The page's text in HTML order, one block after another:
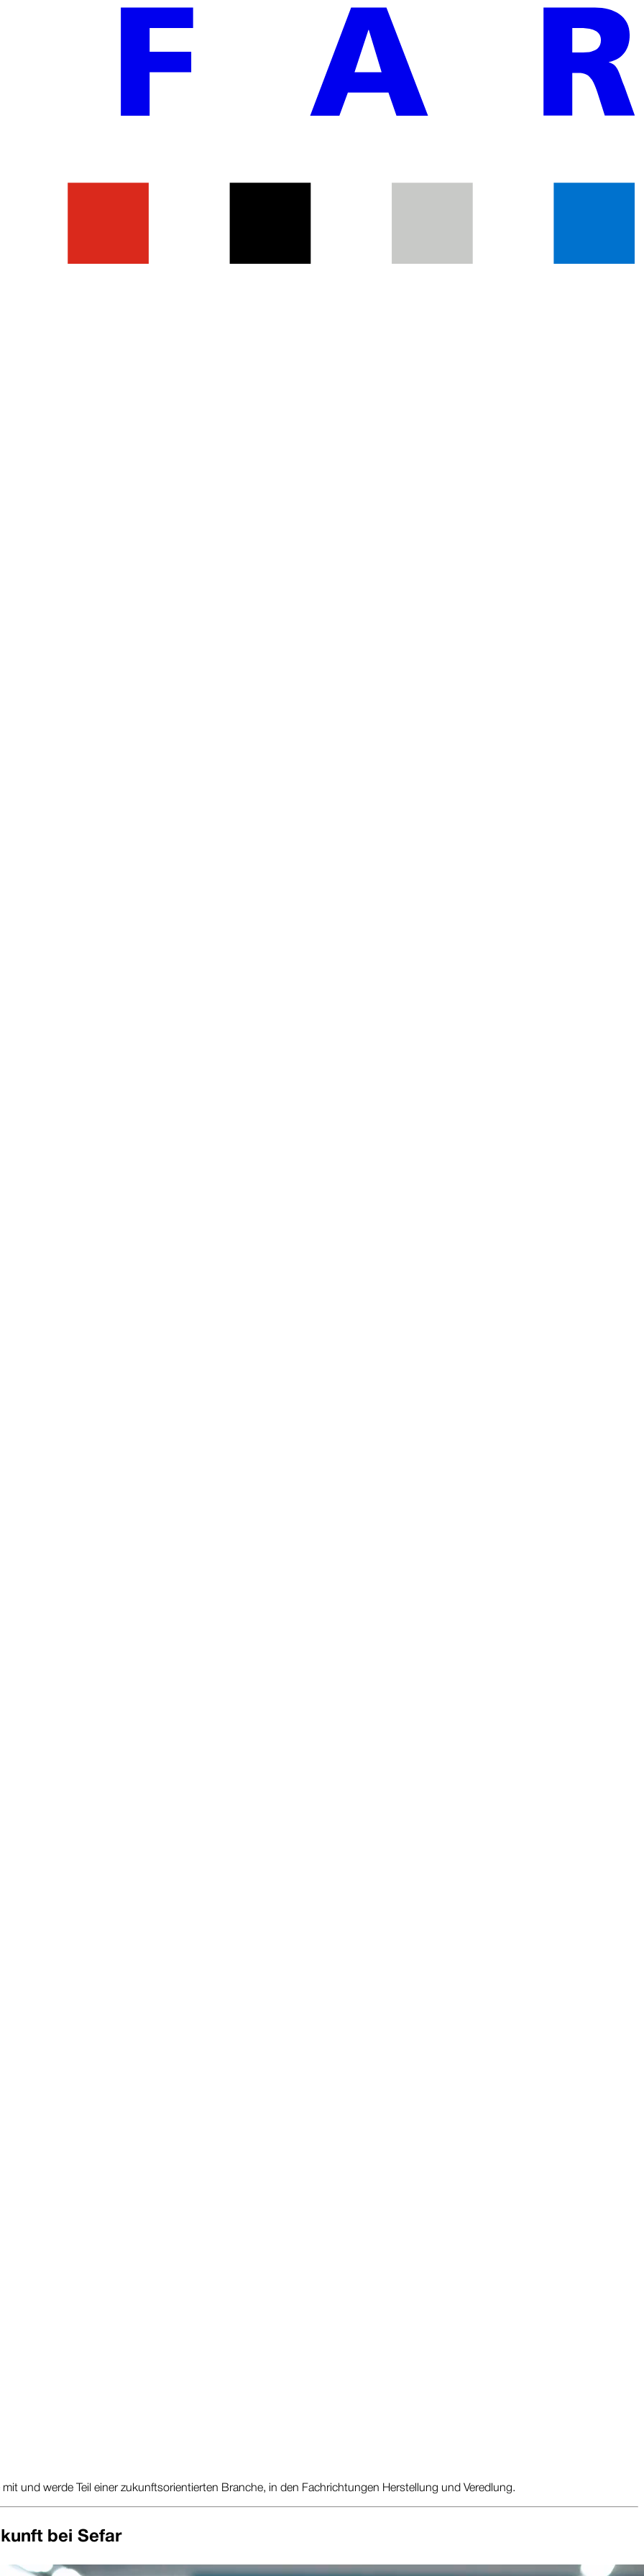
und werde Teil einer zukunftsorientierten Branche, in den Fachrichtungen Herstellung und Veredlung.
bei Sefar